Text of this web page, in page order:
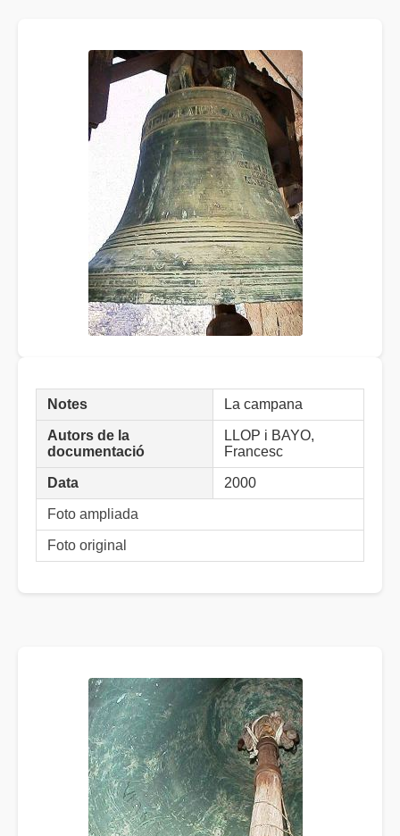
Notes La campana
Autors de la
documentació
LLOP i BAYO,
Francesc
Data 2000
Foto ampliada
Foto original